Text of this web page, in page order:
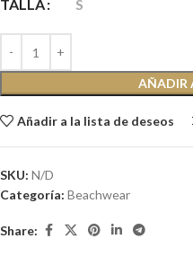
TALLA S
AÑADIR
Añadir a la lista de deseos
SKU: N/D
Categoría: Beachwear
Share: